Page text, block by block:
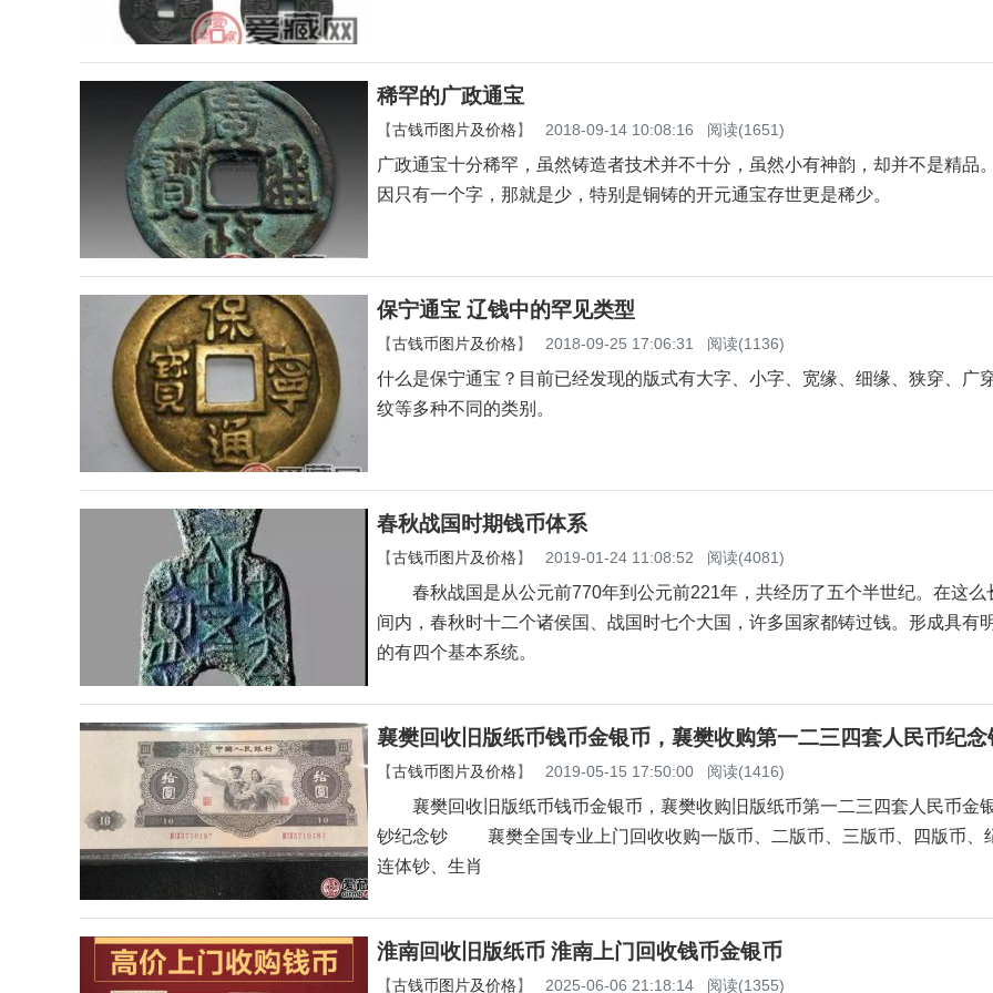
稀罕的广政通宝
【古钱币图片及价格】 2018-09-14 10:08:16 阅读(1651)
广政通宝十分稀罕，虽然铸造者技术并不十分，虽然小有神韵，却并不是精品
因只有一个字，那就是少，特别是铜铸的开元通宝存世更是稀少。
保宁通宝 辽钱中的罕见类型
【古钱币图片及价格】 2018-09-25 17:06:31 阅读(1136)
什么是保宁通宝？目前已经发现的版式有大字、小字、宽缘、细缘、狭穿、广
纹等多种不同的类别。
春秋战国时期钱币体系
【古钱币图片及价格】 2019-01-24 11:08:52 阅读(4081)
春秋战国是从公元前770年到公元前221年，共经历了五个半世纪。在这么
间内，春秋时十二个诸侯国、战国时七个大国，许多国家都铸过钱。形成具有
的有四个基本系统。
襄樊回收旧版纸币钱币金银币，襄樊收购第一二三四套人民币纪念
【古钱币图片及价格】 2019-05-15 17:50:00 阅读(1416)
襄樊回收旧版纸币钱币金银币，襄樊收购旧版纸币第一二三四套人民币金
钞纪念钞 襄樊全国专业上门回收收购一版币、二版币、三版币、四版币、
连体钞、生肖
淮南回收旧版纸币 淮南上门回收钱币金银币
【古钱币图片及价格】 2025-06-06 21:18:14 阅读(1355)